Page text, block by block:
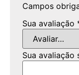
Campos
Sua avaliação
Sua